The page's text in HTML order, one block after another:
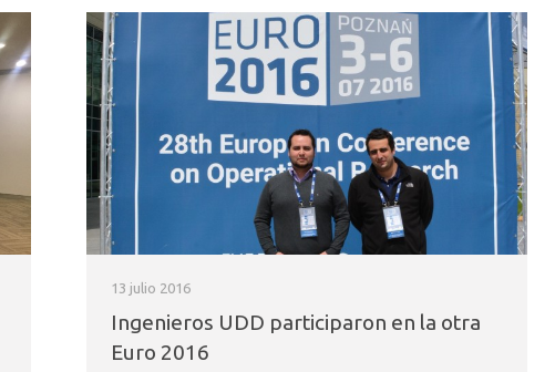
13 julio 2016
Ingenieros UDD participaron en la otra
Euro 2016